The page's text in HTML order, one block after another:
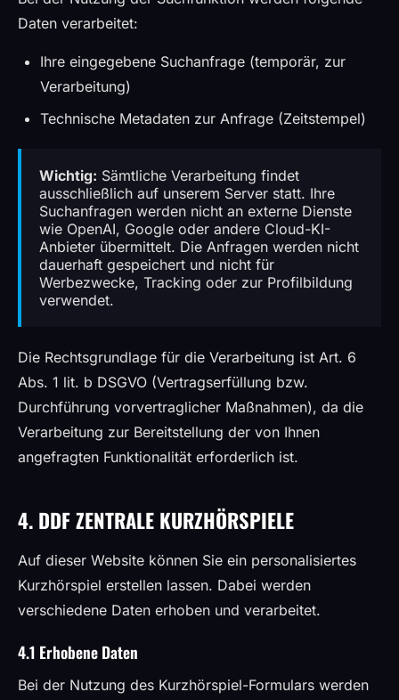
Daten verarbeitet:
Ihre eingegebene Suchanfrage (temporär, zur
Verarbeitung)
Technische Metadaten zur Anfrage (Zeitstempel)
Wichtig: Sämtliche Verarbeitung findet
ausschließlich auf unserem Server statt. Ihre
Suchanfragen werden nicht an externe Dienste
wie OpenAI, Google oder andere Cloud-KI-
Anbieter übermittelt. Die Anfragen werden nicht
dauerhaft gespeichert und nicht für
Werbezwecke, Tracking oder zur Profilbildung
verwendet.
Die Rechtsgrundlage für die Verarbeitung ist Art. 6
Abs. 1 lit. b DSGVO (Vertragserfüllung bzw.
Durchführung vorvertraglicher Maßnahmen), da die
Verarbeitung zur Bereitstellung der von Ihnen
angefragten Funktionalität erforderlich ist.
4. DDF ZENTRALE KURZHÖRSPIELE
Auf dieser Website können Sie ein personalisiertes
Kurzhörspiel erstellen lassen. Dabei werden
verschiedene Daten erhoben und verarbeitet.
4.1 Erhobene Daten
Bei der Nutzung des Kurzhörspiel-Formulars werden